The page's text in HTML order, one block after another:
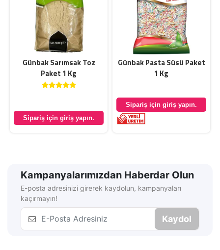
Günbak Sarımsak Toz
Paket 1 Kg
Sipariş için giriş yapın.
Günbak Pasta Süsü Paket
1 Kg
Sipariş için giriş yapın.
Kampanyalarımızdan Haberdar Olun
E-posta adresinizi girerek kaydolun, kampanyaları
kaçırmayın!
Kaydol